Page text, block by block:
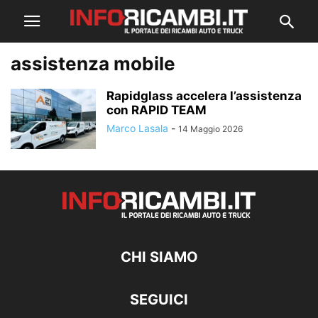
assistenza mobile
Rapidglass accelera l’assistenza
con RAPID TEAM
Marco Lasala - 14 Maggio 2026
CHI SIAMO
SEGUICI